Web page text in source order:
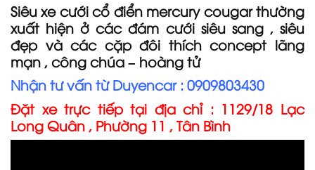
Siêu xe cưới cổ điển mercury cougar thường
xuất hiện ở các đám cưới siêu sang , siêu
đẹp và các cặp đôi thích concept lãng
mạn , công chúa – hoàng tử
Nhận tư vấn từ Duyencar : 0909803430
Đặt xe trực tiếp tại địa chỉ : 1129/18 Lạc
Long Quân , Phường 11 , Tân Bình